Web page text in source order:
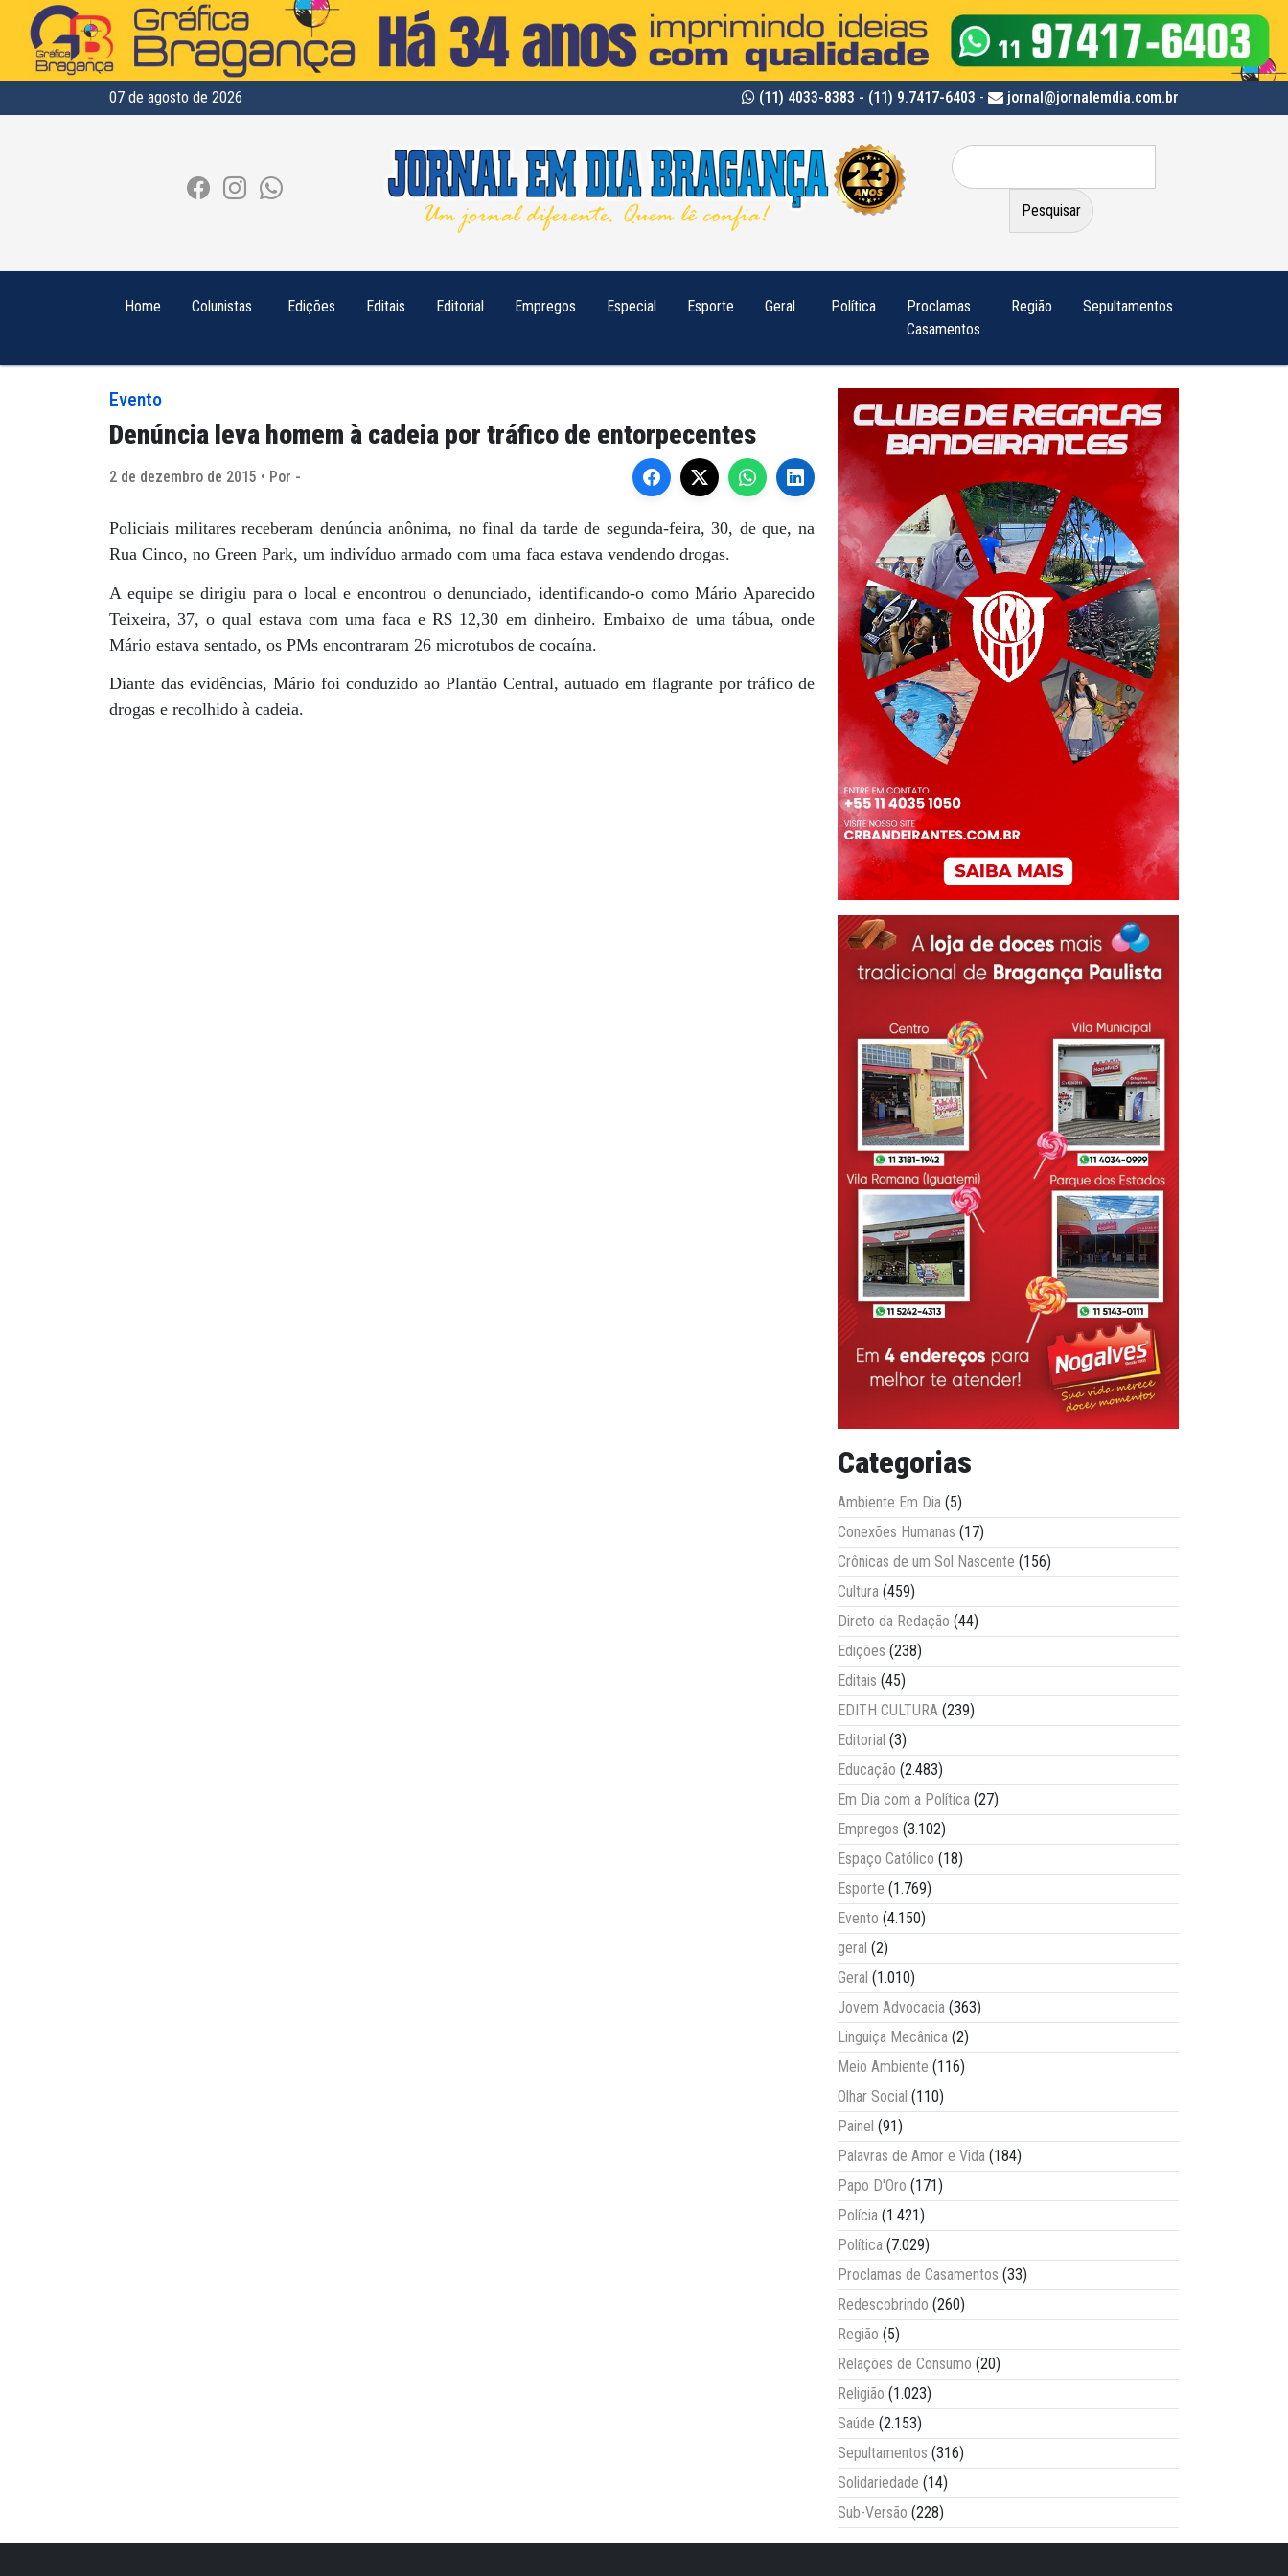
07 de agosto de 2026 (11) 4033-8383 - (11) 9.7417-6403 - jornal@jornalemdia.com.br
Pesquisar
por:
Home Colunistas Edições Editais Editorial Empregos Especial Esporte Geral Política
Proclamas
Casamentos
Região Sepultamentos
Evento
Denúncia leva homem à cadeia por tráfico de entorpecentes
2 de dezembro de 2015 • Por -
Policiais militares receberam denúncia anônima, no final da tarde de segunda-feira, 30, de que, na
Rua Cinco, no Green Park, um indivíduo armado com uma faca estava vendendo drogas.
A equipe se dirigiu para o local e encontrou o denunciado, identificando-o como Mário Aparecido
Teixeira, 37, o qual estava com uma faca e R$ 12,30 em dinheiro. Embaixo de uma tábua, onde
Mário estava sentado, os PMs encontraram 26 microtubos de cocaína.
Diante das evidências, Mário foi conduzido ao Plantão Central, autuado em flagrante por tráfico de
drogas e recolhido à cadeia.
Categorias
Ambiente Em Dia (5)
Conexões Humanas (17)
Crônicas de um Sol Nascente (156)
Cultura (459)
Direto da Redação (44)
Edições (238)
Editais (45)
EDITH CULTURA (239)
Editorial (3)
Educação (2.483)
Em Dia com a Política (27)
Empregos (3.102)
Espaço Católico (18)
Esporte (1.769)
Evento (4.150)
geral (2)
Geral (1.010)
Jovem Advocacia (363)
Linguiça Mecânica (2)
Meio Ambiente (116)
Olhar Social (110)
Painel (91)
Palavras de Amor e Vida (184)
Papo D'Oro (171)
Polícia (1.421)
Política (7.029)
Proclamas de Casamentos (33)
Redescobrindo (260)
Região (5)
Relações de Consumo (20)
Religião (1.023)
Saúde (2.153)
Sepultamentos (316)
Solidariedade (14)
Sub-Versão (228)